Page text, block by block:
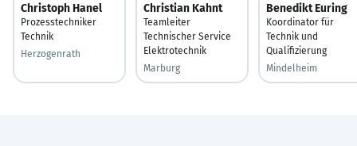
Christoph Hanel
Prozesstechniker
Technik
Herzogenrath
Christian Kahnt
Teamleiter
Technischer Service
Elektrotechnik
Marburg
Benedikt Euring
Koordinator für
Technik und
Qualifizierung
Mindelheim